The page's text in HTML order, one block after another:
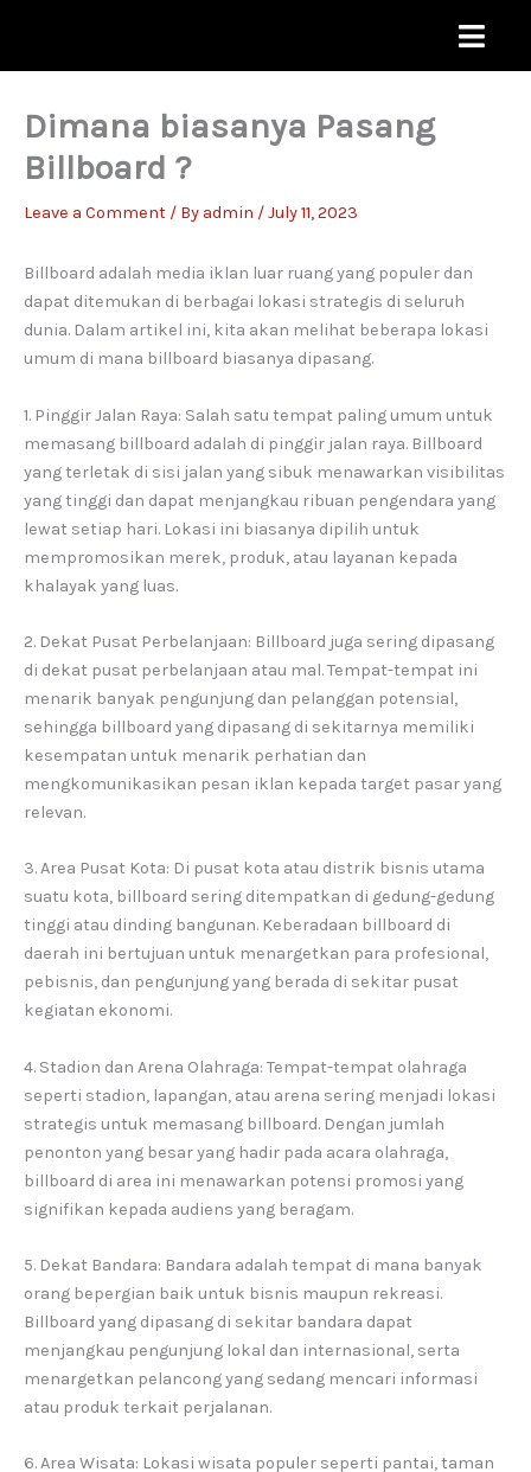
content
Dimana biasanya Pasang
Billboard ?
Leave a Comment / By admin /July 11, 2023
Billboard adalah media iklan luar ruang yang populer dan
dapat ditemukan di berbagai lokasi strategis di seluruh
dunia. Dalam artikel ini, kita akan melihat beberapa lokasi
umum di mana billboard biasanya dipasang.
1. Pinggir Jalan Raya: Salah satu tempat paling umum untuk
memasang billboard adalah di pinggir jalan raya. Billboard
yang terletak di sisi jalan yang sibuk menawarkan visibilitas
yang tinggi dan dapat menjangkau ribuan pengendara yang
lewat setiap hari. Lokasi ini biasanya dipilih untuk
mempromosikan merek, produk, atau layanan kepada
khalayak yang luas.
2. Dekat Pusat Perbelanjaan: Billboard juga sering dipasang
di dekat pusat perbelanjaan atau mal. Tempat-tempat ini
menarik banyak pengunjung dan pelanggan potensial,
sehingga billboard yang dipasang di sekitarnya memiliki
kesempatan untuk menarik perhatian dan
mengkomunikasikan pesan iklan kepada target pasar yang
relevan.
3. Area Pusat Kota: Di pusat kota atau distrik bisnis utama
suatu kota, billboard sering ditempatkan di gedung-gedung
tinggi atau dinding bangunan. Keberadaan billboard di
daerah ini bertujuan untuk menargetkan para profesional,
pebisnis, dan pengunjung yang berada di sekitar pusat
kegiatan ekonomi.
4. Stadion dan Arena Olahraga: Tempat-tempat olahraga
seperti stadion, lapangan, atau arena sering menjadi lokasi
strategis untuk memasang billboard. Dengan jumlah
penonton yang besar yang hadir pada acara olahraga,
billboard di area ini menawarkan potensi promosi yang
signifikan kepada audiens yang beragam.
5. Dekat Bandara: Bandara adalah tempat di mana banyak
orang bepergian baik untuk bisnis maupun rekreasi.
Billboard yang dipasang di sekitar bandara dapat
menjangkau pengunjung lokal dan internasional, serta
menargetkan pelancong yang sedang mencari informasi
atau produk terkait perjalanan.
6. Area Wisata: Lokasi wisata populer seperti pantai, taman